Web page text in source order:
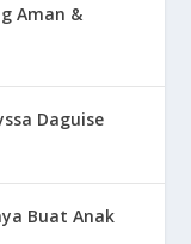
Aman &
Daguise
Buat Anak